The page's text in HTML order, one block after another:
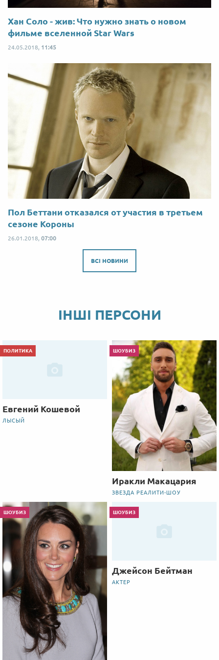
Хан Соло - жив: Что нужно знать о новом
фильме вселенной Star Wars
24.05.2018, 11:45
Пол Беттани отказался от участия в третьем
сезоне Короны
26.01.2018, 07:00
ВСІ НОВИНИ
ІНШІ ПЕРСОНИ
ПОЛИТИКА
Евгений Кошевой
ЛЫСЫЙ
ШОУБИЗ
Иракли Макацария
ЗВЕЗДА РЕАЛИТИ-ШОУ
ШОУБИЗ ШОУБИЗ
Джейсон Бейтман
АКТЕР